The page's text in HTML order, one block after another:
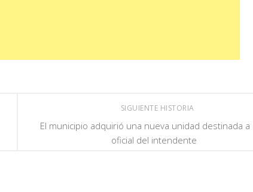
SIGUIENTE HISTORIA
El municipio adquirió una nueva unidad destinada a
oficial del intendente